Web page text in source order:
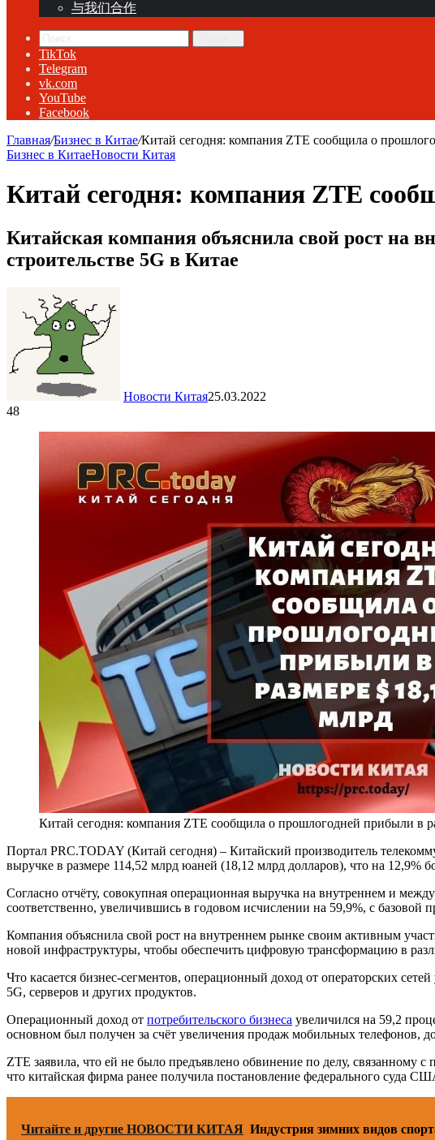
与我们合作
TikTok
Telegram
vk.com
YouTube
Facebook
Главная/Бизнес в Китае/Китай сегодня: компания ZTE сообщила о
Бизнес в КитаеНовости Китая
Китай сегодня: компания ZTE
Китайская компания объяснила свой рост на
строительстве 5G в Китае
Новости Китая25.03.2022
48
Китай сегодня: компания ZTE сообщила о прошлогодней прибыли в
Портал PRC.TODAY (Китай сегодня) – Китайский производитель
выручке в размере 114,52 млрд юаней (18,12 млрд долларов), что на 12,9%
Согласно отчёту, совокупная операционная выручка на внутреннем и
соответственно, увеличившись в годовом исчислении на 59,9%, с
Компания объяснила свой рост на внутреннем рынке своим активным
новой инфраструктуры, чтобы обеспечить цифровую трансформацию в
Что касается бизнес-сегментов, операционный доход от операторских
5G, серверов и других продуктов.
Операционный доход от потребительского бизнеса увеличился на 59,2
основном был получен за счёт увеличения продаж мобильных
ZTE заявила, что ей не было предъявлено обвинение по делу,
что китайская фирма ранее получила постановление федерального суда
Читайте и другие НОВОСТИ КИТАЯ Индустрия зимних видов